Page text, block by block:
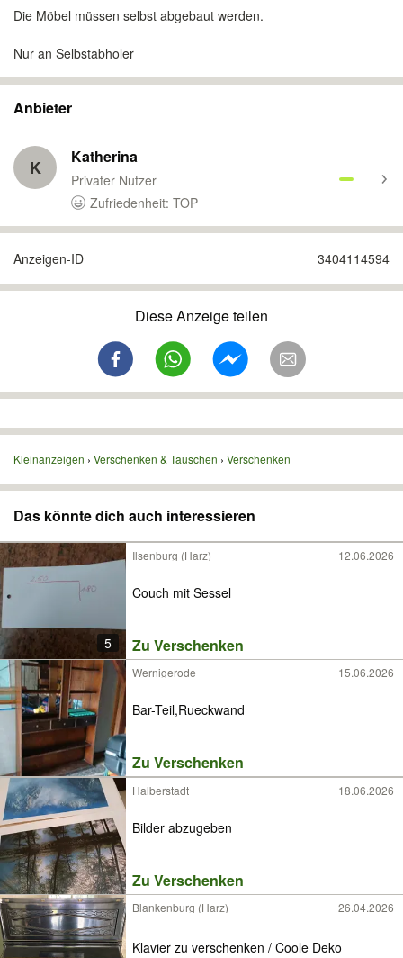
Die Möbel müssen selbst abgebaut werden.
Nur an Selbstabholer
Anbieter
K Katherina
Privater Nutzer
Zufriedenheit: TOP
Anzeigen-ID 3404114594
Diese Anzeige teilen
Kleinanzeigen Verschenken & Tauschen Verschenken
Das könnte dich auch interessieren
5
Ilsenburg (Harz) 12.06.2026
Couch mit Sessel
Zu Verschenken
Wernigerode 15.06.2026
Bar-Teil,Rueckwand
Zu Verschenken
Halberstadt 18.06.2026
Bilder abzugeben
Zu Verschenken
Blankenburg (Harz) 26.04.2026
Klavier zu verschenken / Coole Deko